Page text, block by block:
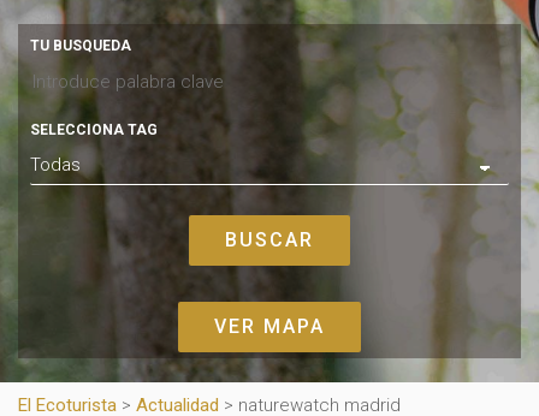
TU BUSQUEDA
SELECCIONA TAG
VER MAPA
El Ecoturista > Actualidad > naturewatch madrid